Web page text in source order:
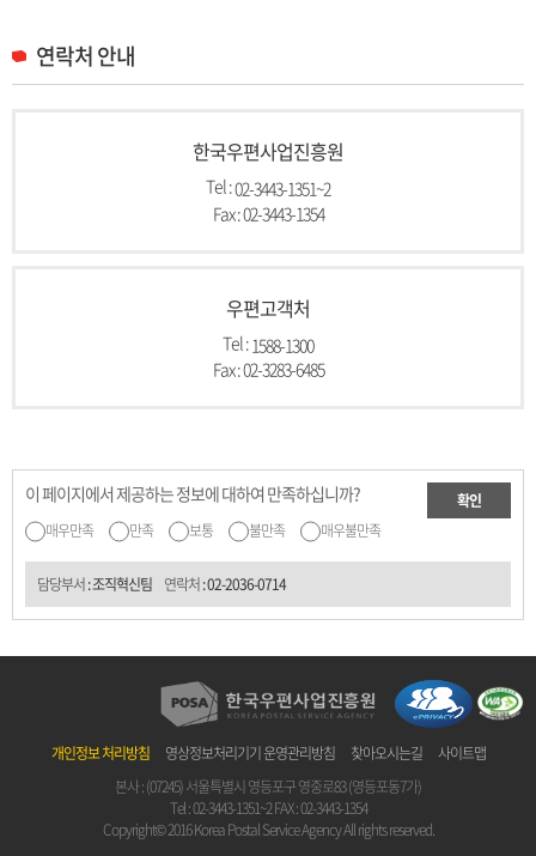
연락처 안내
한국우편사업진흥원
Tel :02-3443-1351~2
Fax : 02-3443-1354
우편고객처
Tel : 1588-1300
Fax : 02-3283-6485
이 페이지에서 제공하는 정보에 대하여 만족하십니까?
매우만족 만족 보통 불만족 매우불만족
확인
담당부서: 조직혁신팀 연락처:02-2036-0714
개인정보 처리방침 영상정보처리기기 운영관리방침 찾아오시는길
사이트맵
본사 : (07245) 서울특별시 영등포구 영중로83 (영등포동7가)
Tel :02-3443-1351~2FAX : 02-3443-1354
Copyright© 2016 Korea Postal Service Agency All rights reserved.